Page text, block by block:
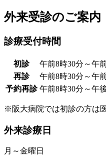
外来受診のご案内
診療受付時間
初診
午前8時30分～午
再診
午前8時30分～午
予約再診 午前8時30分～午
※阪大病院では初診の方は
外来診療日
月～金曜日